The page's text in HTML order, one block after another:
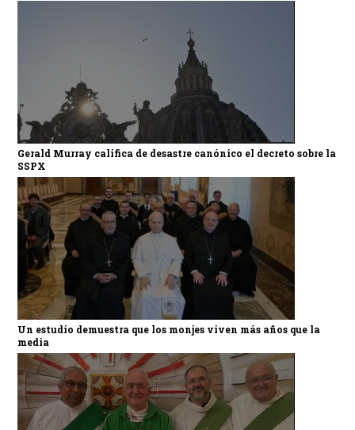
Gerald Murray califica de desastre canónico el decreto sobre la
SSPX
Un estudio demuestra que los monjes viven más años que la
media